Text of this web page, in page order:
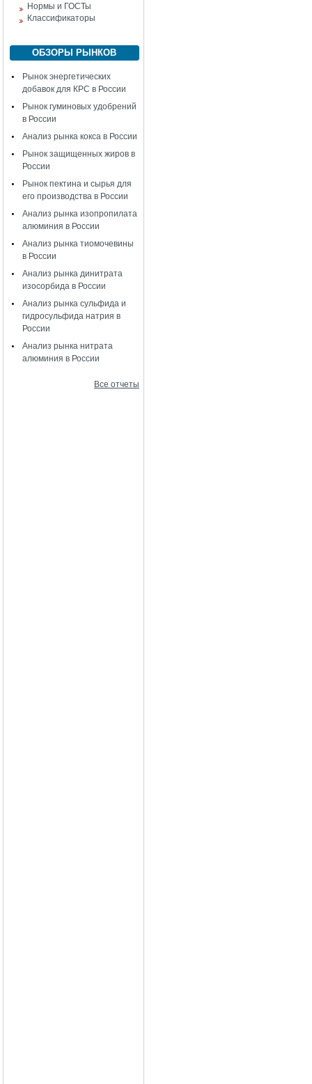
Нормы и ГОСТы
Классификаторы
ОБЗОРЫ РЫНКОВ
Рынок энергетических
добавок для КРС в России
Рынок гуминовых удобрений
в России
Анализ рынка кокса в России
Рынок защищенных жиров в
России
Рынок пектина и сырья для
его производства в России
Анализ рынка изопропилата
алюминия в России
Анализ рынка тиомочевины
в России
Анализ рынка динитрата
изосорбида в России
Анализ рынка сульфида и
гидросульфида натрия в
России
Анализ рынка нитрата
алюминия в России
Все отчеты